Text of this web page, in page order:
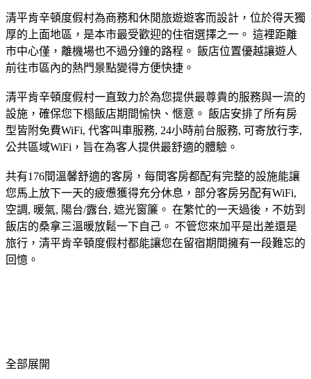
清平肯辛頓度假村為商務和休閒旅遊遊客而設計，位於得天獨
厚的上面地區，是本市最受歡迎的住宿選擇之一。 這裡距離
市中心僅，離機場也不過分鐘的路程。 飯店位置優越讓遊人
前往市區內的熱門景點變得方便快捷。
清平肯辛頓度假村一直致力於為您提供最尊貴的服務與一流的
設施，確保您下榻飯店期間愉快、愜意。 飯店安排了所有房
型皆附免費WiFi, 代客叫車服務, 24小時前台服務, 可寄放行李,
公共區域WiFi，旨在為客人提供最舒適的體驗。
共有176間溫馨舒適的客房，每間客房都配有完整的設施能讓
您馬上放下一天的疲憊獲得充分休息，部分客房另配有WiFi,
空調, 暖氣, 陽台/露台, 遮光窗簾。 在繁忙的一天過後，不妨到
飯店的桑拿三溫暖放鬆一下自己。 不管您來加平是出差還是
旅行，清平肯辛頓度假村都能讓您在留宿期間擁有一段難忘的
回憶。
全部展開